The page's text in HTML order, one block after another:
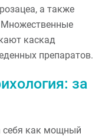
а также
каскад
препаратов.
за
себя как мощный